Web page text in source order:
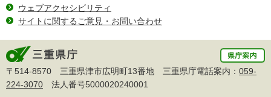
ウェブアクセシビリティ
サイトに関するご意見・お問い合わせ
〒514-8570 三重県津市広明町13番地 三重県庁電話案内： 059-
224-3070 法人番号5000020240001